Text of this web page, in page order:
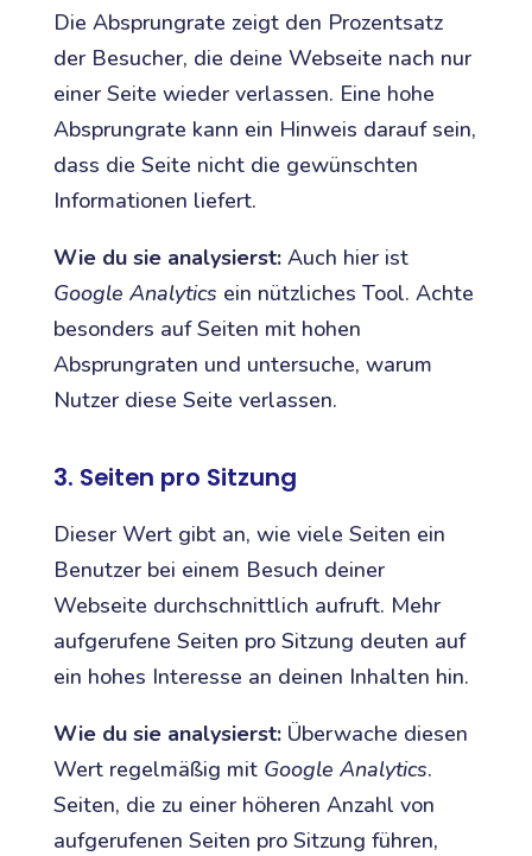
Die Absprungrate zeigt den Prozentsatz
der Besucher, die deine Webseite nach nur
einer Seite wieder verlassen. Eine hohe
Absprungrate kann ein Hinweis darauf sein,
dass die Seite nicht die gewünschten
Informationen liefert.
Wie du sie analysierst:Auch hier ist
Google Analytics ein nützliches Tool. Achte
besonders auf Seiten mit hohen
Absprungraten und untersuche, warum
Nutzer diese Seite verlassen.
3. Seiten pro Sitzung
Dieser Wert gibt an, wie viele Seiten ein
Benutzer bei einem Besuch deiner
Webseite durchschnittlich aufruft. Mehr
aufgerufene Seiten pro Sitzung deuten auf
ein hohes Interesse an deinen Inhalten hin.
Wie du sie analysierst:Überwache diesen
Wert regelmäßig mit Google Analytics.
Seiten, die zu einer höheren Anzahl von
aufgerufenen Seiten pro Sitzung führen,